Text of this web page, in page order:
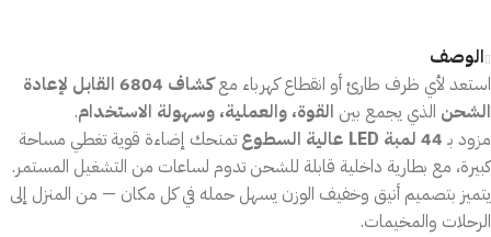
الوصف
استعد لأي ظرف طارئ أو انقطاع كهرباء مع
كشاف 6804 القابل لإعادة
الشحن الذي يجمع بين القوة، والعملية، وسهولة الاستخدام.
مزود بـ 44 لمبة LED عالية السطوع
تمنحك إضاءة قوية تغطي مساحة
كبيرة، مع بطارية داخلية قابلة للشحن تدوم لساعات من التشغيل المستمر.
يتميز بتصميم أنيق وخفيف الوزن يسهل حمله في كل مكان — من المنزل إلى
الرحلات والمخيمات.